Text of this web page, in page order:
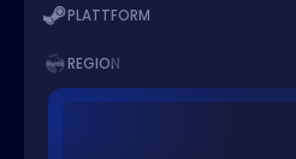
PLATTFORM
REGION